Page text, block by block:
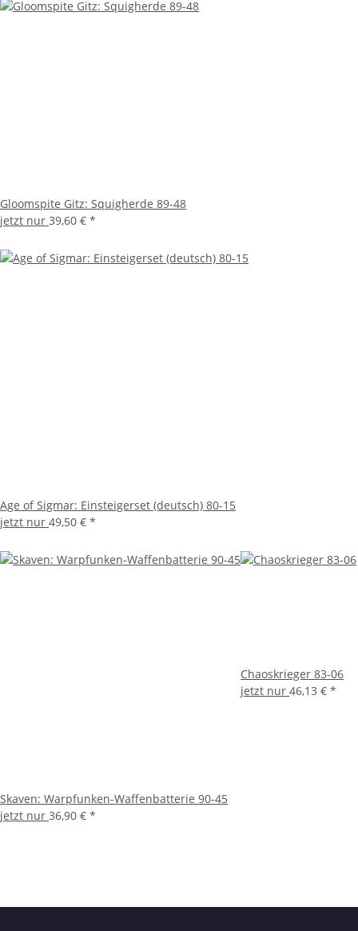
Gloomspite Gitz: Squigherde 89-48
jetzt nur 39,60 € *
Age of Sigmar: Einsteigerset (deutsch) 80-15
jetzt nur 49,50 € *
Skaven: Warpfunken-Waffenbatterie 90-45
jetzt nur 36,90 € *
Chaoskrieger 83-06
jetzt nur 46,13 € *